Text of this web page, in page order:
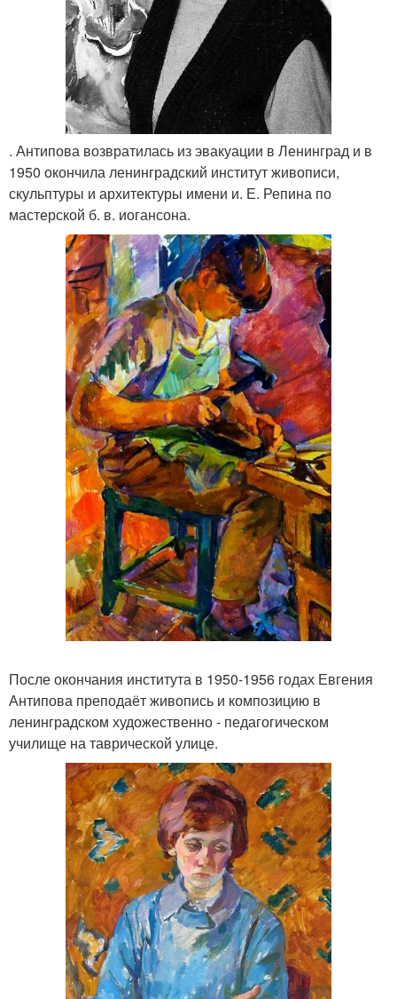
. Антипова возвратилась из эвакуации в Ленинград и в
1950 окончила ленинградский институт живописи,
скульптуры и архитектуры имени и. Е. Репина по
мастерской б. в. иогансона.
После окончания института в 1950-1956 годах Евгения
Антипова преподаёт живопись и композицию в
ленинградском художественно - педагогическом
училище на таврической улице.